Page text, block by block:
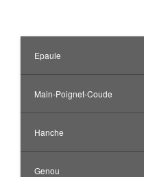
Epaule
Main-Poignet-Coude
Hanche
Genou